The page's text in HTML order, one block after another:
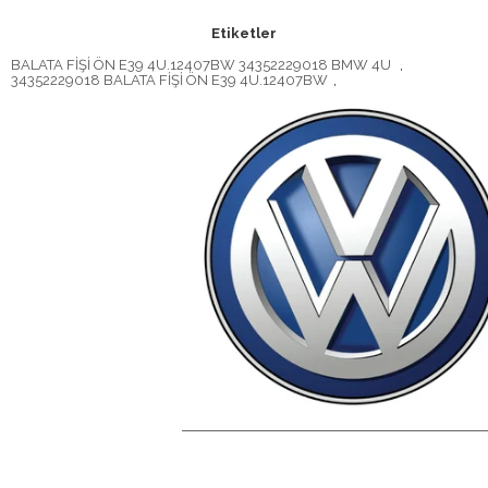
Etiketler
BALATA FİŞİ ÖN E39 4U.12407BW 34352229018 BMW 4U
,
34352229018 BALATA FİŞİ ÖN E39 4U.12407BW ,